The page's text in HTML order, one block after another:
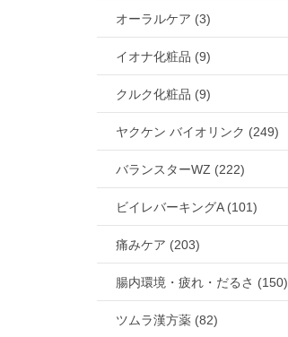
オーラルケア (3)
イオナ化粧品 (9)
クルク化粧品 (9)
ヤクケン バイオリンク (249)
バランスターWZ (222)
ビイレバーキングA (101)
痛みケア (203)
腸内環境・疲れ・だるさ (150)
ツムラ漢方薬 (82)